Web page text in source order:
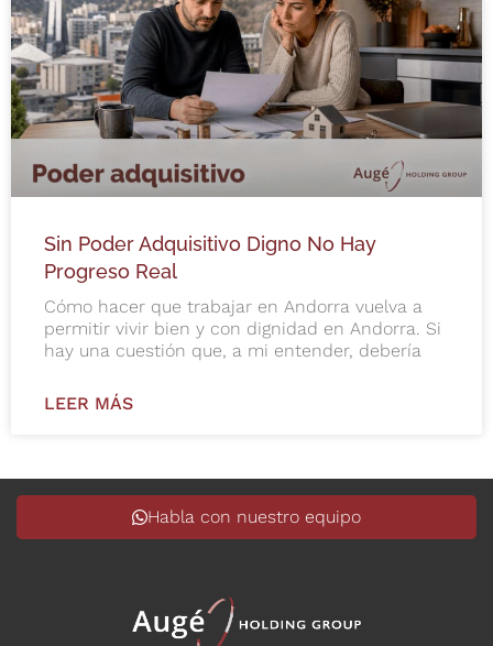
Sin Poder Adquisitivo Digno No Hay
Progreso Real
Cómo hacer que trabajar en Andorra vuelva a
permitir vivir bien y con dignidad en Andorra. Si
hay una cuestión que, a mi entender, debería
LEER MÁS
Habla con nuestro equipo